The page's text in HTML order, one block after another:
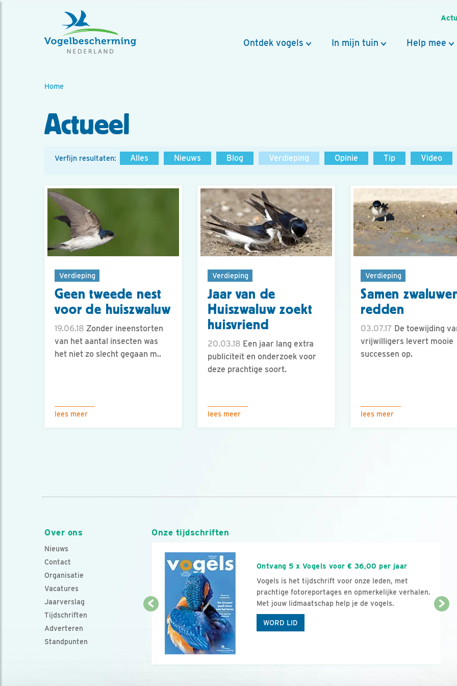
Ontdek vogels In mijn tuin Help mee
Home
Actueel
Verfijn resultaten: Alles Nieuws Blog Verdieping Opinie Tip Video
Verdieping
Geen tweede nest
voor de huiszwaluw
19.06.18 Zonder ineenstorten
van het aantal insecten was
het niet zo slecht gegaan m..
lees meer
Verdieping
Jaar van de
Huiszwaluw zoekt
huisvriend
20.03.18 Een jaar lang extra
publiciteit en onderzoek voor
deze prachtige soort.
lees meer
Verdieping
Samen
redden
03.07.17 De toewijding
vrijwilligers levert mooie
successen op.
lees meer
Over ons
Nieuws
Contact
Organisatie
Vacatures
Jaarverslag
Tijdschriften
Adverteren
Standpunten
Onze tijdschriften
Ontvang 5 x Vogels voor € 36,00 per jaar
Vogels is het tijdschrift voor onze leden, met
prachtige fotoreportages en opmerkelijke verhalen.
Met jouw lidmaatschap help je de vogels.
WORD LID